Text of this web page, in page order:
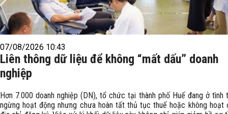
07/08/2026 10:43
Liên thông dữ liệu để không “mất dấu” doanh
nghiệp
Hơn 7.000 doanh nghiệp (DN), tổ chức tại thành phố Huế đang ở tình
ngừng hoạt động nhưng chưa hoàn tất thủ tục thuế hoặc không hoạt